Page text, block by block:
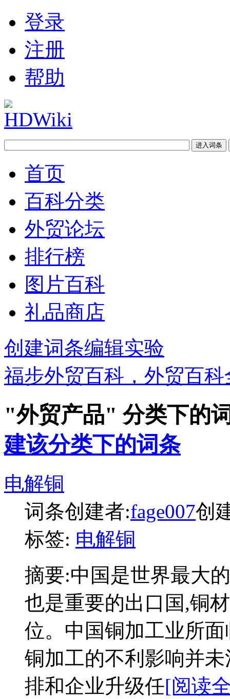
登录
注册
帮助
首页
百科分类
外贸论坛
排行榜
图片百科
礼品商店
创建词条编辑实验
福步外贸百科，外贸百科
"外贸产品" 分类下的
建该分类下的词条
电解铜
词条创建者:fage007创
标签: 电解铜
摘要:中国是世界最大
也是重要的出口国,铜
位。中国铜加工业所
铜加工的不利影响并
排和企业升级任[阅读